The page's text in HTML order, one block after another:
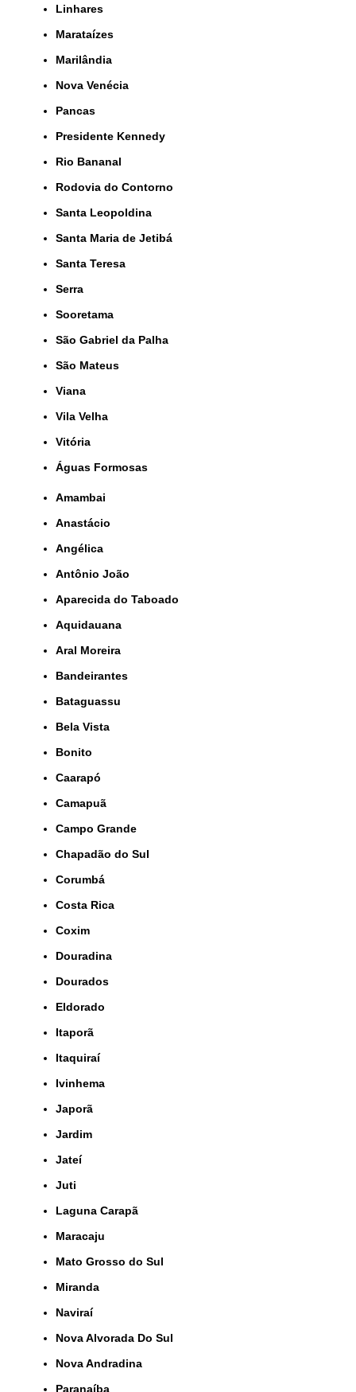
Linhares
Marataízes
Marilândia
Nova Venécia
Pancas
Presidente Kennedy
Rio Bananal
Rodovia do Contorno
Santa Leopoldina
Santa Maria de Jetibá
Santa Teresa
Serra
Sooretama
São Gabriel da Palha
São Mateus
Viana
Vila Velha
Vitória
Águas Formosas
Amambai
Anastácio
Angélica
Antônio João
Aparecida do Taboado
Aquidauana
Aral Moreira
Bandeirantes
Bataguassu
Bela Vista
Bonito
Caarapó
Camapuã
Campo Grande
Chapadão do Sul
Corumbá
Costa Rica
Coxim
Douradina
Dourados
Eldorado
Itaporã
Itaquiraí
Ivinhema
Japorã
Jardim
Jateí
Juti
Laguna Carapã
Maracaju
Mato Grosso do Sul
Miranda
Naviraí
Nova Alvorada Do Sul
Nova Andradina
Paranaíba